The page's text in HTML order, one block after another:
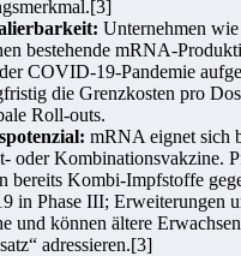
Unternehmen
bestehende mRNA-
COVID‑19-Pandemie
die Grenzkosten pro
Roll-outs.
mRNA eignet sich
oder Kombinationsvakzine.
bereits Kombi-Impfstoffe
in Phase III; Erweiterungen
und können ältere
adressieren.[3]